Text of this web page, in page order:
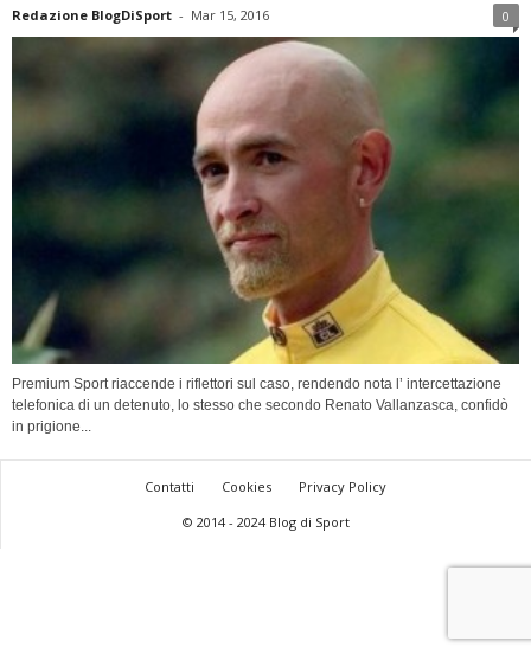
Redazione BlogDiSport - Mar 15, 2016 0
Premium Sport riaccende i riflettori sul caso, rendendo nota l’ intercettazione
telefonica di un detenuto, lo stesso che secondo Renato Vallanzasca, confidò
in prigione...
Contatti Cookies
Privacy Policy
© 2014 - 2024 Blog di Sport